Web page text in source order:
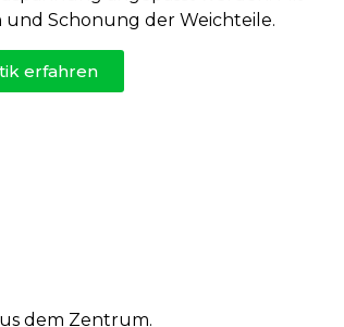
und Schonung der Weichteile.
erfahren
dem Zentrum.